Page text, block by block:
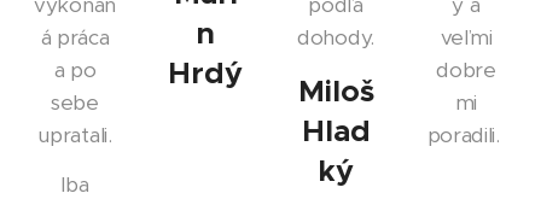
á práca
a po
sebe
upratali.
Iba
n
Hrdý
dohody.
Miloš
Hlad
ký
veľmi
dobre
mi
poradili.